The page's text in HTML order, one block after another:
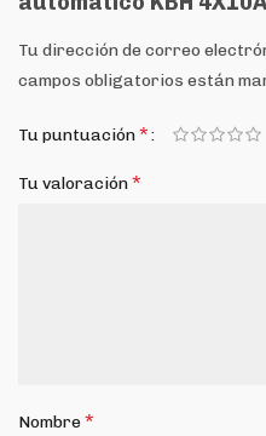
Tu dirección de correo
campos obligatorios están
Tu puntuación*
Tu valoración*
Nombre*